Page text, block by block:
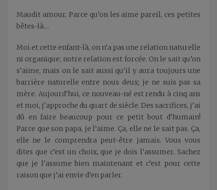
Maudit amour. Parce qu’on les aime pareil, ces petites
bêtes-là…
Moi et cette enfant-là, on n’a pas une relation naturelle
ni organique; notre relation est forcée. On le sait qu’on
s’aime, mais on le sait aussi qu’il y aura toujours une
barrière naturelle entre nous deux; je ne suis pas sa
mère. Aujourd’hui, ce nouveau-né est rendu à cinq ans
et moi, j’approche du quart de siècle. Des sacrifices, j’ai
dû en faire beaucoup pour ce petit bout d’humain!
Parce que son papa, je l’aime. Ça, elle ne le sait pas. Ça,
elle ne le comprendra peut-être jamais. Vous vous
dites que c’est un choix, que je dois l’assumer. Sachez
que je l’assume bien maintenant et c’est pour cette
raison que j’ai envie d’en parler.